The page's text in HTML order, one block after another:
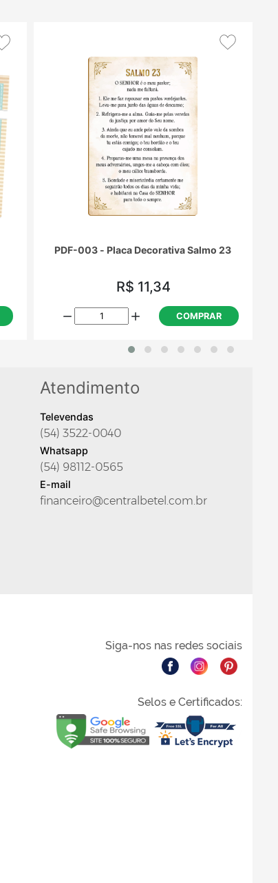
PDF-003 - Placa Decorativa Salmo 23
R$ 11,34
COMPRAR
Atendimento
Televendas
(54) 3522-0040
Whatsapp
(54) 98112-0565
E-mail
financeiro@centralbetel.com.br
Siga-nos nas redes sociais
Selos e Certificados: